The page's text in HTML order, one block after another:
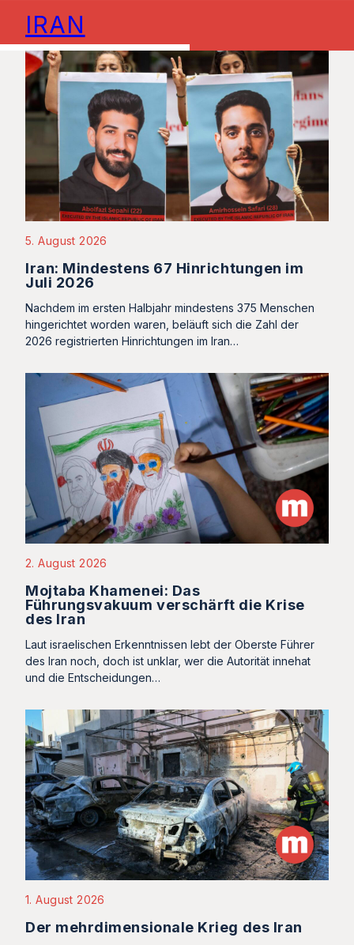
IRAN
5. August 2026
Iran: Mindestens 67 Hinrichtungen im
Juli 2026
Nachdem im ersten Halbjahr mindestens 375 Menschen
hingerichtet worden waren, beläuft sich die Zahl der
2026 registrierten Hinrichtungen im Iran…
2. August 2026
Mojtaba Khamenei: Das
Führungsvakuum verschärft die Krise
des Iran
Laut israelischen Erkenntnissen lebt der Oberste Führer
des Iran noch, doch ist unklar, wer die Autorität innehat
und die Entscheidungen…
1. August 2026
Der mehrdimensionale Krieg des Iran